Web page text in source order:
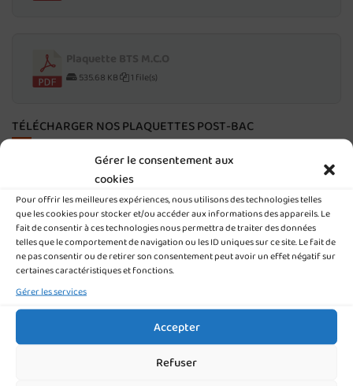
Gérer le consentement aux
cookies
Pour offrir les meilleures expériences, nous utilisons des technologies telles
que les cookies pour stocker et/ou accéder aux informations des appareils. Le
fait de consentir à ces technologies nous permettra de traiter des données
telles que le comportement de navigation ou les ID uniques sur ce site. Le fait de
ne pas consentir ou de retirer son consentement peut avoir un effet négatif sur
certaines caractéristiques et fonctions.
Gérer les services
Accepter
Refuser
535.68 KB 1 file(s)
TÉLÉCHARGER NOS PLAQUETTES POST-BAC
Plaquette CS Services Numériques aux
Organisations
350.40 KB 1 file(s)
Plaquette BTS gestion P.M.E
582.47 KB
Plaquette BTS C.G